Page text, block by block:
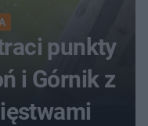
punkty
i Górnik z